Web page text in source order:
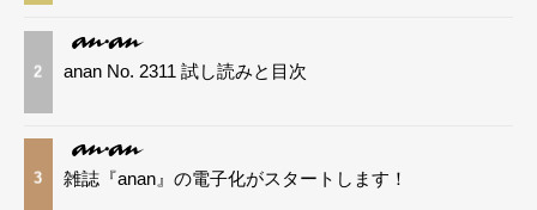
2 anan No. 2311 試し読みと目次
3 雑誌『anan』の電子化がスタートします！